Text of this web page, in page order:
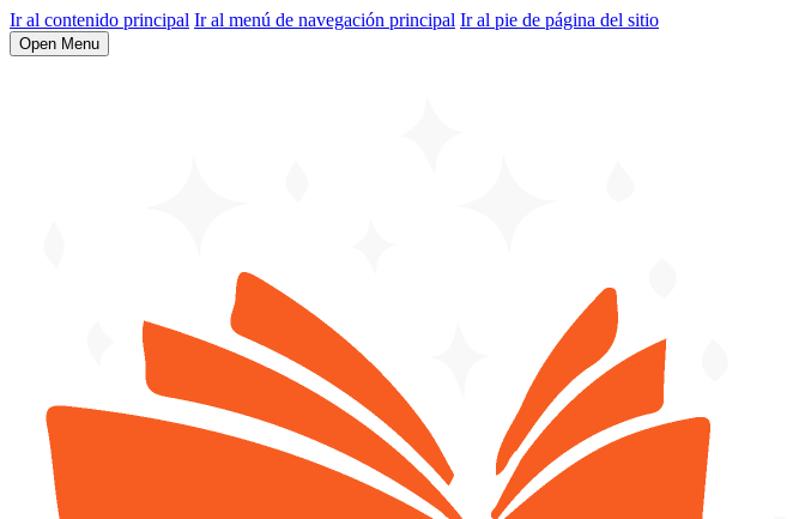
Ir al contenido principal Ir al menú de navegación principal Ir al pie de página del sitio
Open Menu